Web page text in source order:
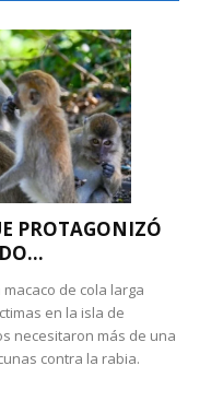
PROTAGONIZÓ
de cola larga
en la isla de
necesitaron más de una
contra la rabia.